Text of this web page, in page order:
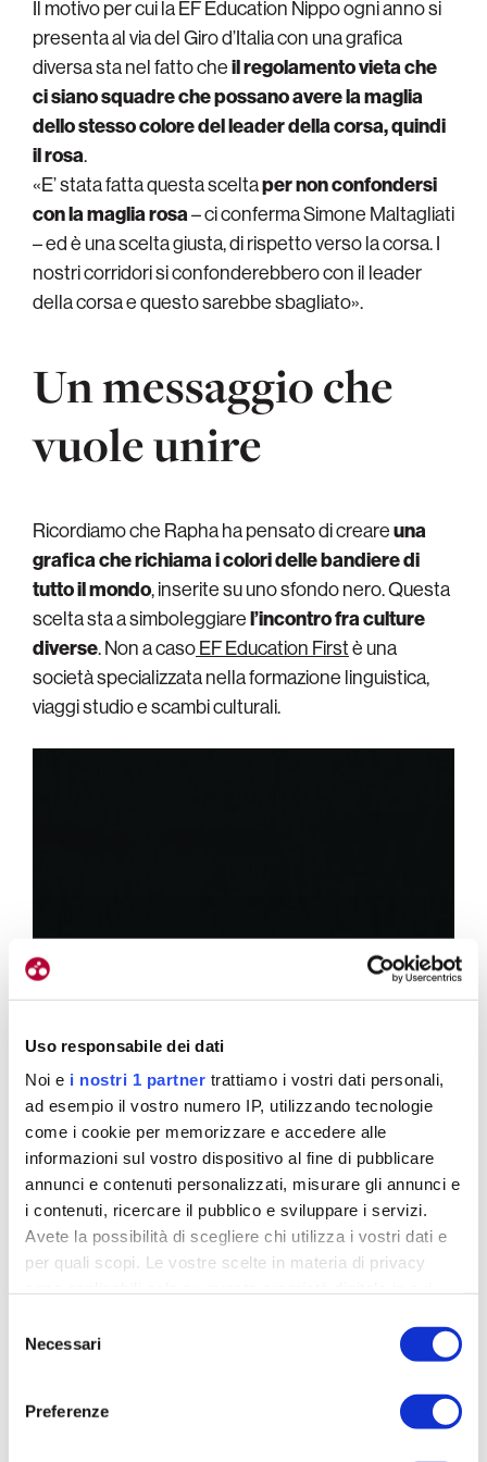
Uso responsabile dei dati
Noi e i nostri 1 partner trattiamo i vostri dati personali,
ad esempio il vostro numero IP, utilizzando tecnologie
come i cookie per memorizzare e accedere alle
informazioni sul vostro dispositivo al fine di pubblicare
annunci e contenuti personalizzati, misurare gli annunci e
i contenuti, ricercare il pubblico e sviluppare i servizi.
Avete la possibilità di scegliere chi utilizza i vostri dati e
per quali scopi. Le vostre scelte in materia di privacy
revocare il proprio consenso in qualsiasi momento dalla
Dichiarazione sui cookie o facendo clic sull'icona di
delNecessari
Preferenze
Il motivo per cui la EF Education Nippo ogni anno si
presenta al via del Giro d’Italia con una grafica
diversa sta nel fatto cheil regolamento vieta che
ci siano squadre che possano avere la maglia
dello stesso colore del leader della corsa, quindi
il rosa.
«E’ stata fatta questa sceltaper non confondersi
con la maglia rosa– ci conferma Simone Maltagliati
– ed è una scelta giusta, di rispetto verso la corsa. I
nostri corridori si confonderebbero con il leader
della corsa e questo sarebbe sbagliato».
Un messaggio che
vuole unire
Ricordiamo che Rapha ha pensato di creareuna
grafica che richiama i colori delle bandiere di
tutto il mondo, inserite su uno sfondo nero. Questa
scelta sta a simboleggiarel’incontro fra culture
diverse. Non a casoEF Education Firstè una
società specializzata nella formazione linguistica,
viaggi studio e scambi culturali.
La Cannondale SuperSix con la nuova colorazione
Una grafica che è